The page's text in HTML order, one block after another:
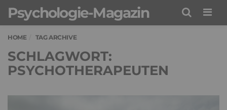
Psychologie-Magazin
HOME TAG ARCHIVE
SCHLAGWORT:
PSYCHOTHERAPEUTEN